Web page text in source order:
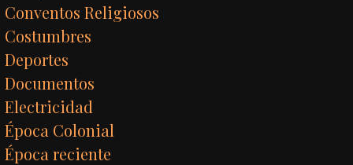
Conventos Religiosos
Costumbres
Deportes
Documentos
Electricidad
Época Colonial
Época reciente